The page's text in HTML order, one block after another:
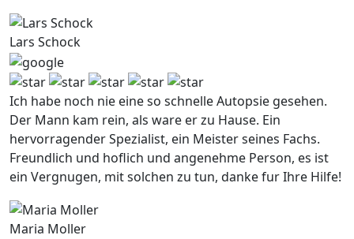
Lars Schock
Ich habe noch nie eine so schnelle Autopsie gesehen.
Der Mann kam rein, als ware er zu Hause. Ein
hervorragender Spezialist, ein Meister seines Fachs.
Freundlich und hoflich und angenehme Person, es ist
ein Vergnugen, mit solchen zu tun, danke fur Ihre Hilfe!
Maria Moller